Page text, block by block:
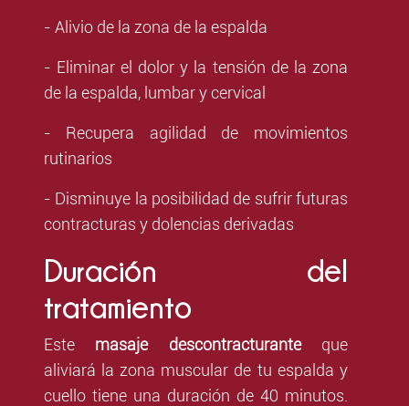
- Alivio de la zona de la espalda
- Eliminar el dolor y la tensión de la zona
de la espalda, lumbar y cervical
- Recupera agilidad de movimientos
rutinarios
- Disminuye la posibilidad de sufrir futuras
contracturas y dolencias derivadas
Duración del
tratamiento
Este masaje descontracturanteque
aliviará la zona muscular de tu espalda y
cuello tiene una duración de 40 minutos.